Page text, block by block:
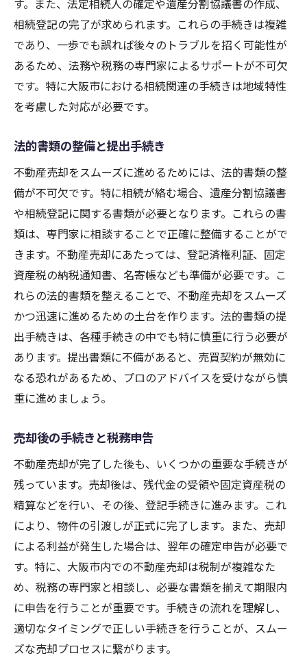
す。また、法定相続人の確定や遺産分割協議書の作成、
相続登記の完了が求められます。これらの手続きは複雑
であり、一歩でも誤れば後々のトラブルを招く可能性が
あるため、法務や税務の専門家によるサポートが不可欠
です。特に大阪市における相続関連の手続きは地域特性
を考慮した対応が必要です。
法的書類の整備と提出手続き
不動産売却をスムーズに進めるためには、法的書類の整
備が不可欠です。特に相続が絡む場合、遺産分割協議書
や相続登記に関する書類が必要となります。これらの書
類は、専門家に相談することで正確に整備することがで
きます。不動産売却にあたっては、登記済権利証、固定
資産税の納税通知書、名寄帳なども準備が必要です。こ
れらの法的書類を整えることで、不動産売却をスムーズ
かつ迅速に進めるための土台を作ります。法的書類の提
出手続きは、各種手続きの中でも特に慎重に行う必要が
あります。提出書類に不備があると、売買契約が無効に
なる恐れがあるため、プロのアドバイスを受けながら慎
重に進めましょう。
売却後の手続きと税務申告
不動産売却が完了した後も、いくつかの重要な手続きが
残っています。売却後は、残代金の受領や固定資産税の
精算などを行い、その後、登記手続きに進みます。これ
により、物件の引渡しが正式に完了します。また、売却
による利益が発生した場合は、翌年の確定申告が必要で
す。特に、大阪市内での不動産売却は税制が複雑なた
め、税務の専門家と相談し、必要な書類を揃えて期限内
に申告を行うことが重要です。手続きの流れを理解し、
適切なタイミングで正しい手続きを行うことが、スムー
ズな売却プロセスに繋がります。